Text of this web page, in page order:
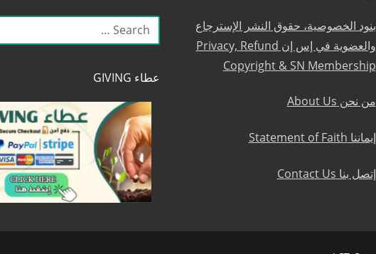
بنود الخصوصية، حقوق النشر الإسترجاع
والعضوية في إس إن Privacy, Refund
Copyright & SN Membership
من نحن About Us
إيماننا Statement of Faith
إتصل بنا Contact Us
البحث
عن:
عطاء GIVING